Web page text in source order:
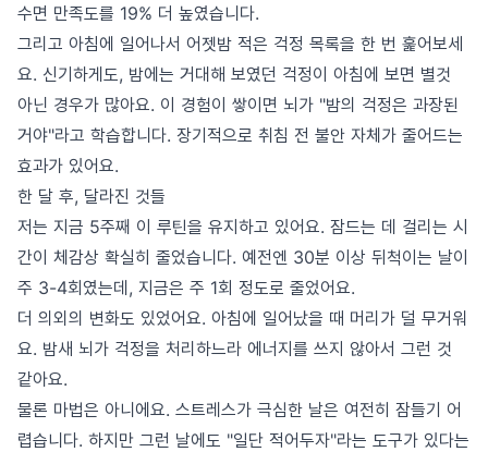
수면 만족도를 19% 더 높였습니다.
그리고 아침에 일어나서 어젯밤 적은 걱정 목록을 한 번 훑어보세
요. 신기하게도, 밤에는 거대해 보였던 걱정이 아침에 보면 별것
아닌 경우가 많아요. 이 경험이 쌓이면 뇌가 "밤의 걱정은 과장된
거야"라고 학습합니다. 장기적으로 취침 전 불안 자체가 줄어드는
효과가 있어요.
한 달 후, 달라진 것들
저는 지금 5주째 이 루틴을 유지하고 있어요. 잠드는 데 걸리는 시
간이 체감상 확실히 줄었습니다. 예전엔 30분 이상 뒤척이는 날이
주 3-4회였는데, 지금은 주 1회 정도로 줄었어요.
더 의외의 변화도 있었어요. 아침에 일어났을 때 머리가 덜 무거워
요. 밤새 뇌가 걱정을 처리하느라 에너지를 쓰지 않아서 그런 것
같아요.
물론 마법은 아니에요. 스트레스가 극심한 날은 여전히 잠들기 어
렵습니다. 하지만 그런 날에도 "일단 적어두자"라는 도구가 있다는